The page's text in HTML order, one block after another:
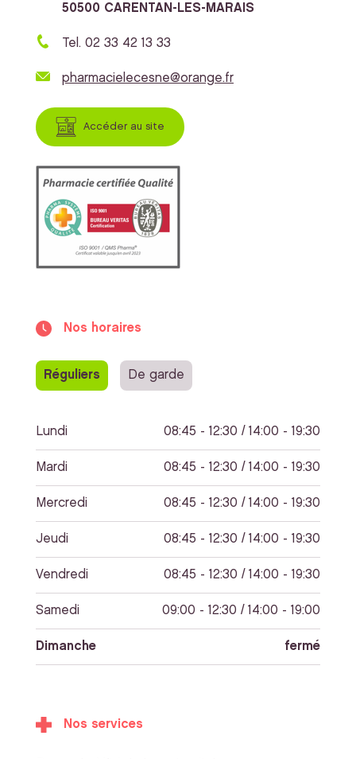
50500 CARENTAN-LES-MARAIS
Tel. 02 33 42 13 33
pharmacielecesne@orange.fr
Accéder au site
Nos horaires
Réguliers De garde
Lundi 08:45 - 12:30 / 14:00 - 19:30
Mardi 08:45 - 12:30 / 14:00 - 19:30
Mercredi 08:45 - 12:30 / 14:00 - 19:30
Jeudi 08:45 - 12:30 / 14:00 - 19:30
Vendredi 08:45 - 12:30 / 14:00 - 19:30
Samedi 09:00 - 12:30 / 14:00 - 19:00
Dimanche fermé
Nos services